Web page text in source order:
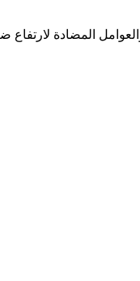
المضادة لارتفاع